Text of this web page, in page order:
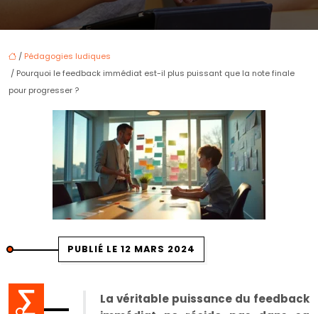
/ Pédagogies ludiques
/ Pourquoi le feedback immédiat est-il plus puissant que la note finale
pour progresser ?
PUBLIÉ LE 12 MARS 2024
La véritable puissance du feedback